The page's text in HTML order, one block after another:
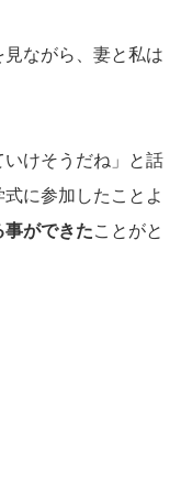
ながら、妻と私は
けそうだね」と話
に参加したことよ
ができたことがと